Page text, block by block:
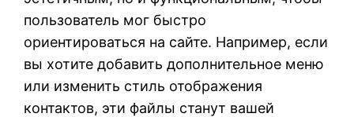
пользователь мог быстро
ориентироваться на сайте. Например, если
вы хотите добавить дополнительное меню
или изменить стиль отображения
контактов, эти файлы станут вашей